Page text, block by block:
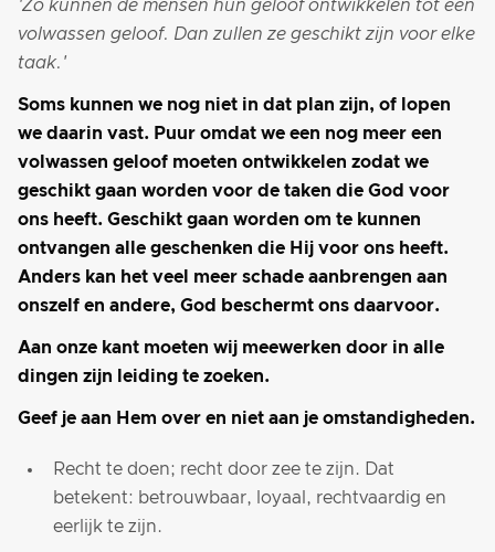
'Zo kunnen de mensen hun geloof ontwikkelen tot een
volwassen geloof. Dan zullen ze geschikt zijn voor elke
taak.'
Soms kunnen we nog niet in dat plan zijn, of lopen
we daarin vast. Puur omdat we een nog meer een
volwassen geloof moeten ontwikkelen zodat we
geschikt gaan worden voor de taken die God voor
ons heeft. Geschikt gaan worden om te kunnen
ontvangen alle geschenken die Hij voor ons heeft.
Anders kan het veel meer schade aanbrengen aan
onszelf en andere, God beschermt ons daarvoor.
Aan onze kant moeten wij meewerken door in alle
dingen zijn leiding te zoeken.
Geef je aan Hem over en niet aan je omstandigheden.
Recht te doen; recht door zee te zijn. Dat
betekent: betrouwbaar, loyaal, rechtvaardig en
eerlijk te zijn.